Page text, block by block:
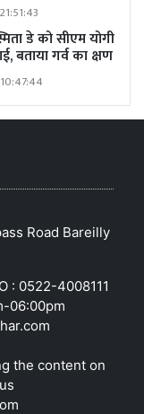
डे को सीएम योगी
बताया गर्व का क्षण
Road Bareilly
: 0522-4008111
06:00pm
the content on